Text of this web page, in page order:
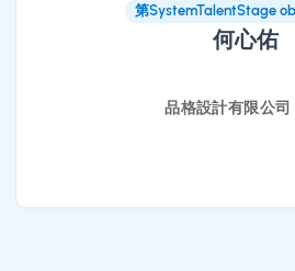
第SystemTalentStage
何心佑
品格設計有限公司